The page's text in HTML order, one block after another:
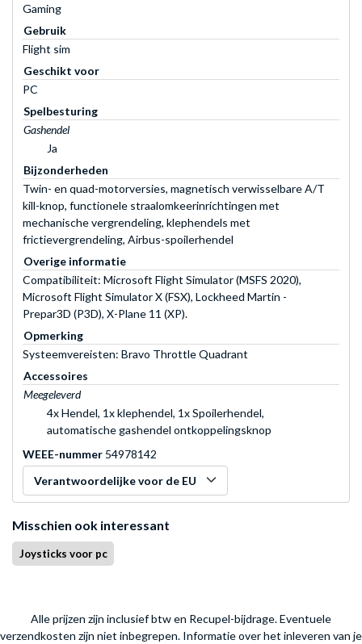
Gaming
Gebruik
Flight sim
Geschikt voor
PC
Spelbesturing
Gashendel
Ja
Bijzonderheden
Twin- en quad-motorversies, magnetisch verwisselbare A/T
kill-knop, functionele straalomkeerinrichtingen met
mechanische vergrendeling, klephendels met
frictievergrendeling, Airbus-spoilerhendel
Overige informatie
Compatibiliteit: Microsoft Flight Simulator (MSFS 2020),
Microsoft Flight Simulator X (FSX), Lockheed Martin -
Prepar3D (P3D), X-Plane 11 (XP).
Opmerking
Systeemvereisten: Bravo Throttle Quadrant
Accessoires
Meegeleverd
4x Hendel, 1x klephendel, 1x Spoilerhendel,
automatische gashendel ontkoppelingsknop
WEEE-nummer 54978142
Verantwoordelijke voor de EU
Misschien ook interessant
Joysticks voor pc
Alle prijzen zijn inclusief btw en Recupel-bijdrage. Eventuele
verzendkosten zijn niet inbegrepen. Informatie over het inleveren van je